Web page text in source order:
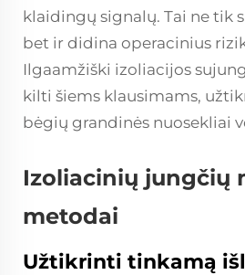
klaidingų signalų. Tai ne tik
bet ir didina operacinius
Ilgaamžiški izoliacijos
kilti šiems klausimams,
bėgių grandinės nuosekliai
Izoliacinių jungčių
metodai
Užtikrinti tinkamą